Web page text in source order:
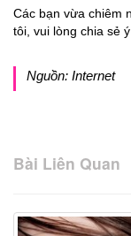
Các bạn vừa chiêm
tôi, vui lòng chia sẻ
Nguồn: Internet
Bài Liên Quan